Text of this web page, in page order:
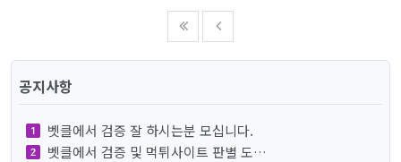
공지사항
벳클에서 검증 잘 하시는분 모십니다.
벳클에서 검증 및 먹튀사이트 판별 도…